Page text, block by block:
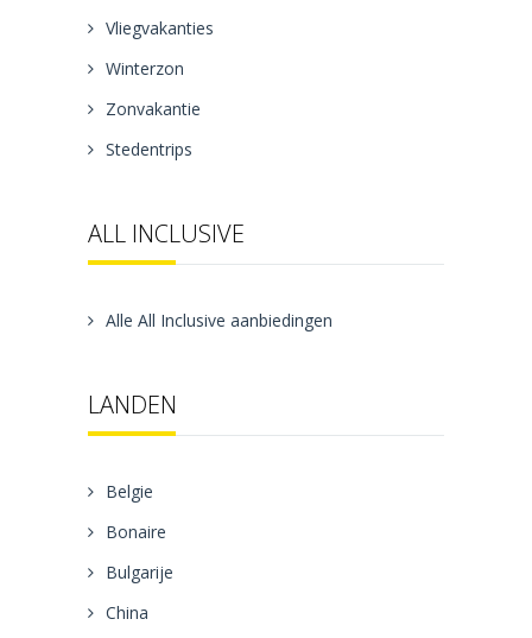
Vliegvakanties
Winterzon
Zonvakantie
Stedentrips
ALL INCLUSIVE
Alle All Inclusive aanbiedingen
LANDEN
Belgie
Bonaire
Bulgarije
China